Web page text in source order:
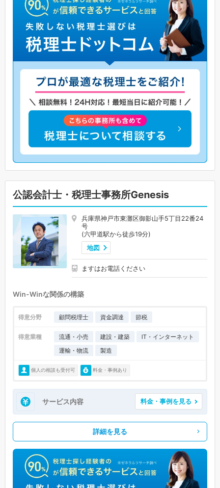
公認会計士・税理士事務所Genesis
兵庫県神戸市東灘区御影山手5丁目22番24
号
(六甲道駅から徒歩19分)
地図
ますはお電話ください
Win-Winな関係の構築
得意分野 顧問税理士 資金調達 節税
得意業種 流通・小売 建設・建築
IT・インターネット
運輸・物流
製造
個人の相談も受付可 料金・事例あり
サービス内容 料金・事例を見る
詳細を見る